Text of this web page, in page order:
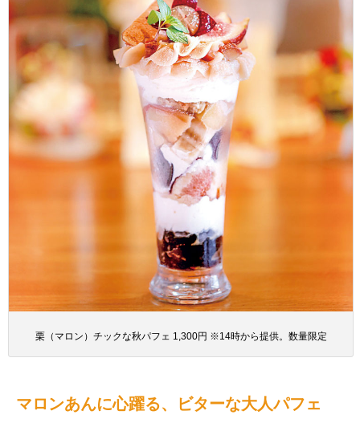
栗（マロン）チックな秋パフェ 1,300円 ※14時から提供。数量限定
マロンあんに心躍る、ビターな大人パフェ